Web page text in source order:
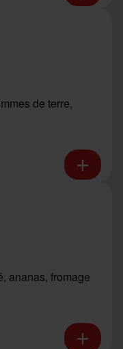
de terre,
ananas, fromage